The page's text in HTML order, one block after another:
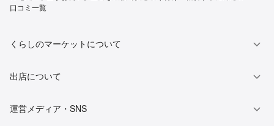
口コミ一覧
くらしのマーケットについて
出店について
運営メディア・SNS